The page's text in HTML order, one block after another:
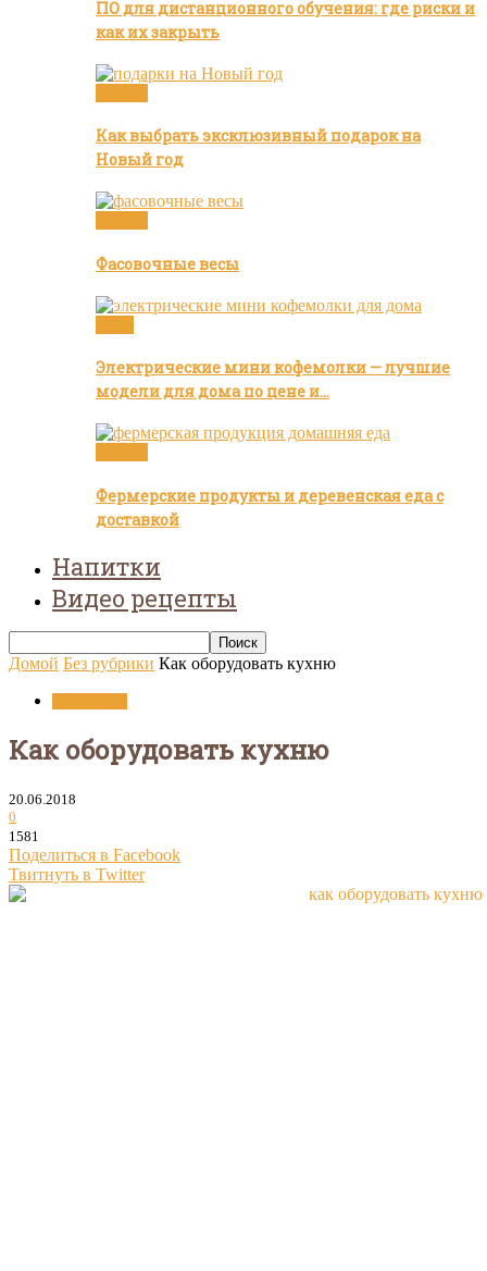
ПО для дистанционного обучения: где риски и
как их закрыть
Как выбрать эксклюзивный подарок на
Новый год
Фасовочные весы
Электрические мини кофемолки — лучшие
модели для дома по цене и…
Фермерские продукты и деревенская еда с
доставкой
Напитки
Видео рецепты
Домой Без рубрики Как оборудовать кухню
Как оборудовать кухню
20.06.2018
0
1581
Поделиться в Facebook
Твитнуть в Twitter